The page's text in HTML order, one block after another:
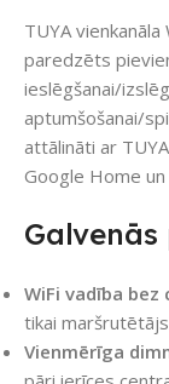
TUYA
paredzēts
ieslēgšanai/
aptumšošanai/
attālināti ar
Google Home un
WiFi vadība
tikai
Vienmērīga